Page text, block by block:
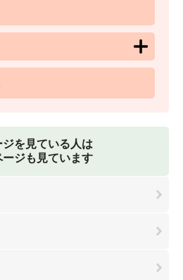
ジを見ている人は
ージも見ています